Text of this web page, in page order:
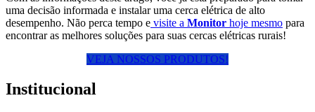
uma decisão informada e instalar uma cerca elétrica de alto
desempenho. Não perca tempo e visite a Monitor hoje mesmo para
encontrar as melhores soluções para suas cercas elétricas rurais!
VEJA NOSSOS PRODUTOS!
Institucional